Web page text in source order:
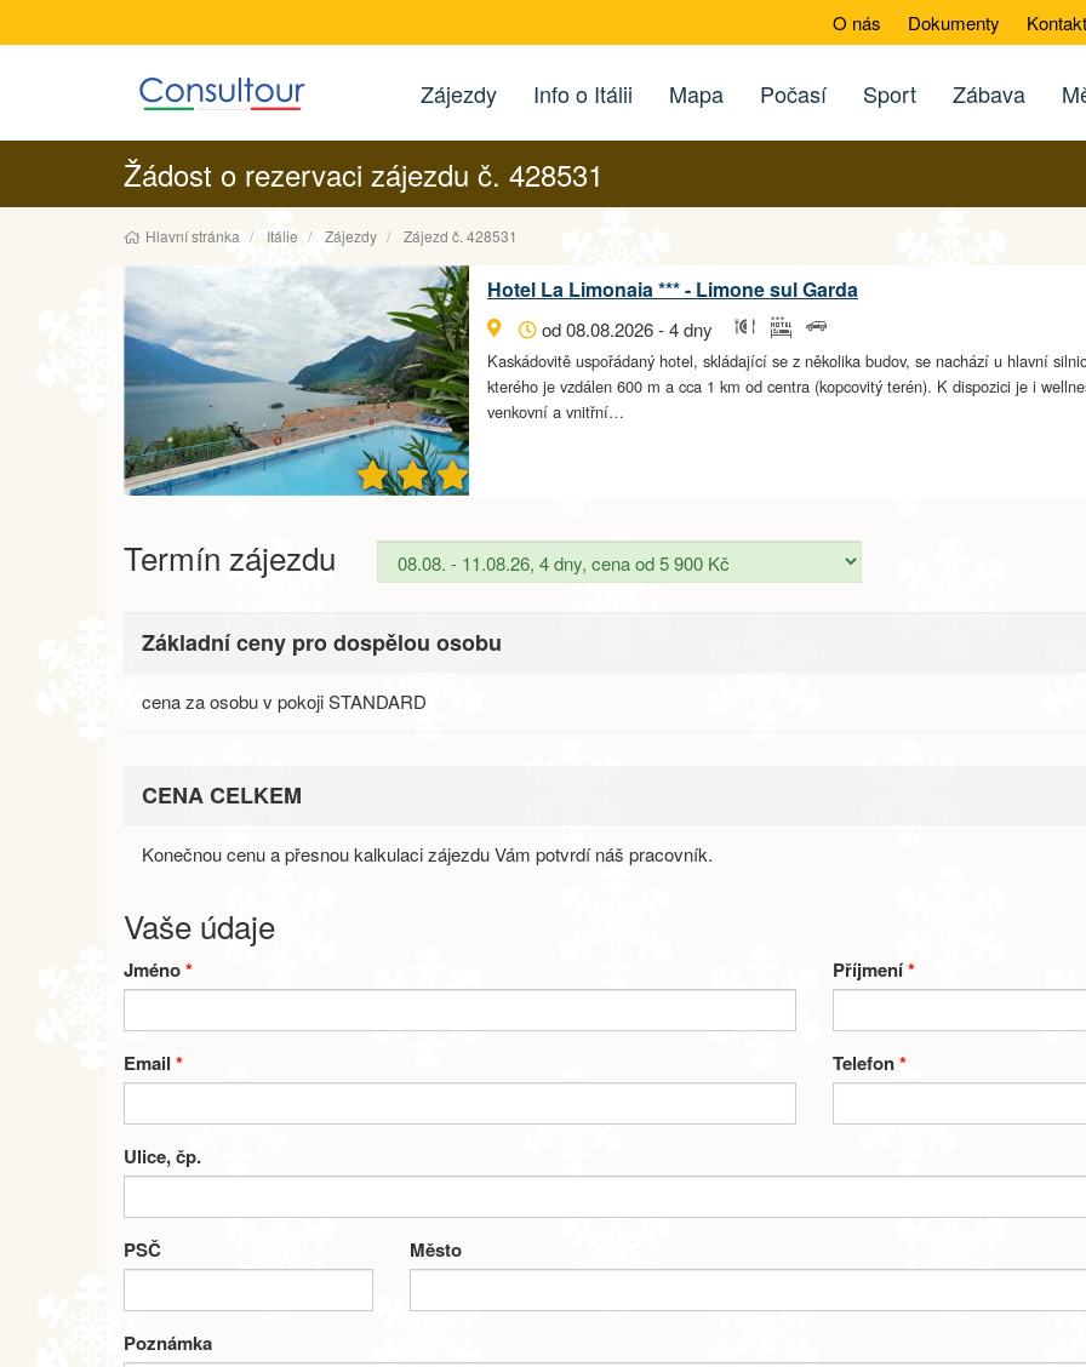
O nás Dokumenty
Zájezdy Info o Itálii Mapa Počasí Sport Zábava
Žádost o rezervaci zájezdu č. 428531
Hlavní stránka Itálie Zájezdy Zájezd č. 428531
Hotel La Limonaia *** - Limone sul Garda
od 08.08.2026 - 4 dny
Kaskádovitě uspořádaný hotel, skládající se z několika budov, se nachází u hlavní
kterého je vzdálen 600 m a cca 1 km od centra (kopcovitý terén). K dispozici je i
venkovní a vnitřní…
Termín zájezdu
Základní ceny pro dospělou osobu
cena za osobu v pokoji STANDARD
CENA CELKEM
Konečnou cenu a přesnou kalkulaci zájezdu Vám potvrdí náš pracovník.
Vaše údaje
Jméno* Příjmení*
Email * Telefon*
Ulice, čp.
PSČ Město
Poznámka